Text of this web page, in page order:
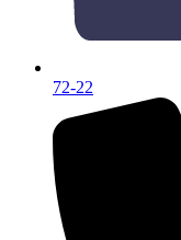
72-22